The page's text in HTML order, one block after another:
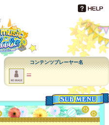
コンテンツプレーヤー名
---
メニュー